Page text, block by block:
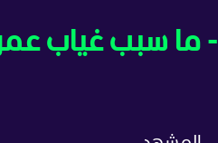
كأس العالم 2026 - ما